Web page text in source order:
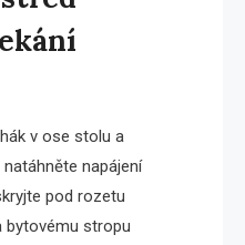
v ose stolu a
napájení
pod rozetu
bytovému stropu